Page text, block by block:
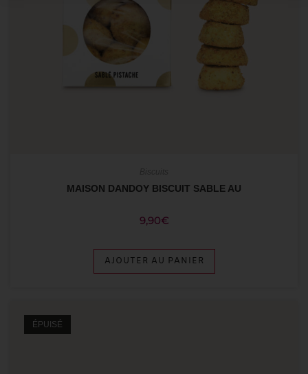
MAISON DANDOY BISCUIT SABLE AU
9,90€
AJOUTER AU PANIER
ÉPUISÉ